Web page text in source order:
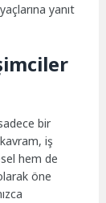
yanıt
bir
iş
hem de
öne